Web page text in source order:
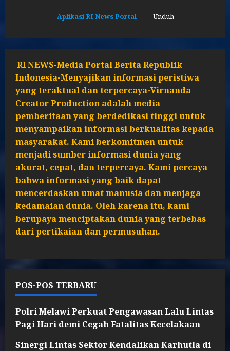
Aplikasi RI News Portal Unduh
RI NEWS-Media Portal Berita Republik
Indonesia-Menyajikan informasi peristiwa
yang teraktual dan terpercaya-Virnanda
Creator Production adalah media
pemberitaan yang berdedikasi tinggi untuk
menyampaikan informasi berkualitas kepada
masyarakat. Kami berkomitmen untuk
menjadi sumber informasi dunia yang
akurat, cepat, dan terpercaya. Kami percaya
bahwa informasi yang baik dapat
mencerdaskan umat manusia dan menjaga
kedamaian dunia. Oleh karena itu, kami
berupaya menciptakan dunia yang terbebas
dari pertikaian dan permusuhan.
POS-POS TERBARU
Polri Melawi Perkuat Pengawasan Lalu Lintas
Pagi Hari demi Cegah Fatalitas Kecelakaan
Sinergi Lintas Sektor Kendalikan Karhutla di